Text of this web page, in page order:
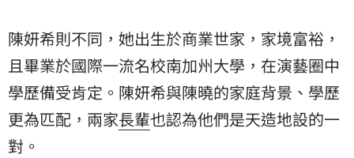
陳妍希則不同，她出生於商業世家，家境富裕，
且畢業於國際一流名校南加州大學，在演藝圈中
學歷備受肯定。陳妍希與陳曉的家庭背景、學歷
更為匹配，兩家長輩也認為他們是天造地設的一
對。